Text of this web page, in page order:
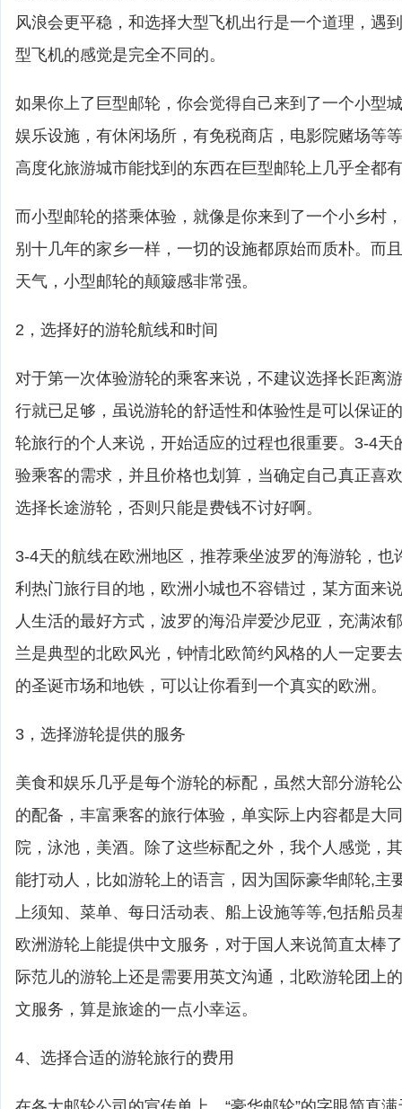
风浪会更平稳，和选择大型飞机出行是一个道理，遇
型飞机的感觉是完全不同的。
如果你上了巨型邮轮，你会觉得自己来到了一个小型
娱乐设施，有休闲场所，有免税商店，电影院赌场等
高度化旅游城市能找到的东西在巨型邮轮上几乎全都
而小型邮轮的搭乘体验，就像是你来到了一个小乡村
别十几年的家乡一样，一切的设施都原始而质朴。而
天气，小型邮轮的颠簸感非常强。
2，选择好的游轮航线和时间
对于第一次体验游轮的乘客来说，不建议选择长距离
行就已足够，虽说游轮的舒适性和体验性是可以保证
轮旅行的个人来说，开始适应的过程也很重要。3-4天
验乘客的需求，并且价格也划算，当确定自己真正喜
选择长途游轮，否则只能是费钱不讨好啊。
3-4天的航线在欧洲地区，推荐乘坐波罗的海游轮，也
利热门旅行目的地，欧洲小城也不容错过，某方面来
人生活的最好方式，波罗的海沿岸爱沙尼亚，充满浓
兰是典型的北欧风光，钟情北欧简约风格的人一定要
的圣诞市场和地铁，可以让你看到一个真实的欧洲。
3，选择游轮提供的服务
美食和娱乐几乎是每个游轮的标配，虽然大部分游轮
的配备，丰富乘客的旅行体验，单实际上内容都是大
院，泳池，美酒。除了这些标配之外，我个人感觉，
能打动人，比如游轮上的语言，因为国际豪华邮轮,主
上须知、菜单、每日活动表、船上设施等等,包括船员
欧洲游轮上能提供中文服务，对于国人来说简直太棒
际范儿的游轮上还是需要用英文沟通，北欧游轮团上
文服务，算是旅途的一点小幸运。
4、选择合适的游轮旅行的费用